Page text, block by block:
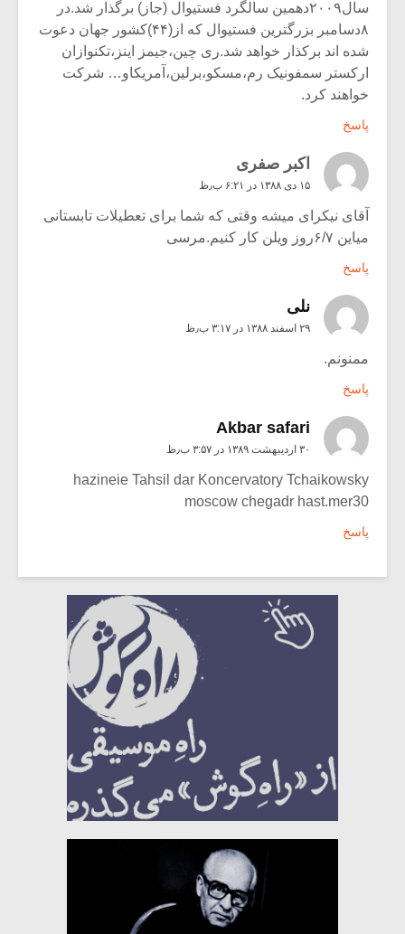
سال۲۰۰۹دهمین سالگرد فستیوال (جاز) برگذار شد.در
۸دسامبر بزرگترین فستیوال که از(۴۴)کشور جهان دعوت
شده اند برکذار خواهد شد.ری چین،جیمز اینز،تکنوازان
ارکستر سمفونیک رم،مسکو،برلین،آمریکاو… شرکت
خواهند کرد.
پاسخ
اکبر صفری
۱۵ دی ۱۳۸۸ در ۶:۲۱ ب٫ظ
آقای نیکرای میشه وقتی که شما برای تعطیلات تابستانی
میاین ۶/۷روز ویلن کار کنیم.مرسی
پاسخ
نلی
۲۹ اسفند ۱۳۸۸ در ۳:۱۷ ب٫ظ
ممنونم.
پاسخ
Akbar safari
۳۰ اردیبهشت ۱۳۸۹ در ۳:۵۷ ب٫ظ
hazineie Tahsil dar Koncervatory Tchaikowsky
moscow chegadr hast.mer30
پاسخ